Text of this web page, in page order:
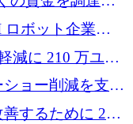
ボット企業
減に 210 万ユー
ョー削減を支援
達
するために 200